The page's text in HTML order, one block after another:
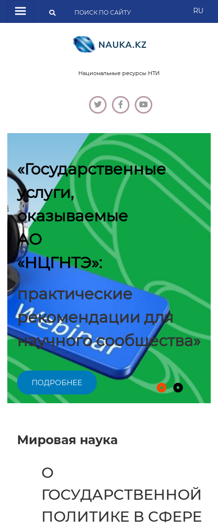
RU
Национальные ресурсы НТИ
«Государственные
услуги,
оказываемые
АО
«НЦГНТЭ»:
практические
рекомендации для
научного сообщества»
ПОДРОБНЕЕ
Мировая наука
О
ГОСУДАРСТВЕННОЙ
ПОЛИТИКЕ В СФЕРЕ